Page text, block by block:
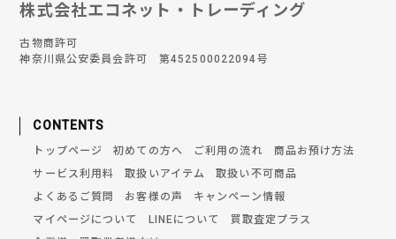
株式会社エコネット・トレーディング
古物商許可
神奈川県公安委員会許可 第452500022094号
CONTENTS
トップページ 初めての方へ ご利用の流れ
商品お預け方法
サービス利用料
取扱いアイテム
取扱い不可商品
よくあるご質問
お客様の声
キャンペーン情報
マイページについて
LINEについて
買取査定プラス